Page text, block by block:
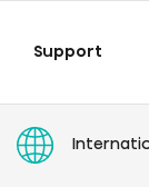
Support